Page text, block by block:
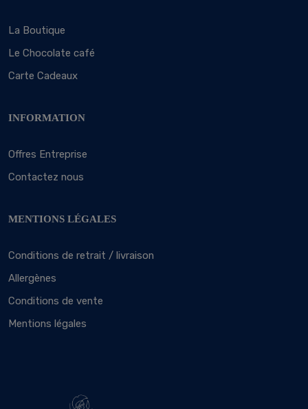
La Boutique
Le Chocolate café
Carte Cadeaux
INFORMATION
Offres Entreprise
Contactez nous
MENTIONS LÉGALES
Conditions de retrait / livraison
Allergènes
Conditions de vente
Mentions légales